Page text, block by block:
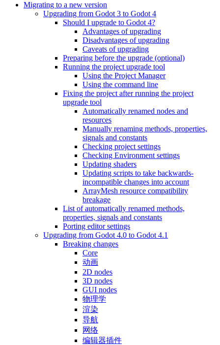
Migrating to a new version
Upgrading from Godot 3 to Godot 4
Should I upgrade to Godot 4?
Advantages of upgrading
Disadvantages of upgrading
Caveats of upgrading
Preparing before the upgrade (optional)
Running the project upgrade tool
Using the Project Manager
Using the command line
Fixing the project after running the project
upgrade tool
Automatically renamed nodes and
resources
Manually renaming methods, properties,
signals and constants
Checking project settings
Checking Environment settings
Updating shaders
Updating scripts to take backwards-
incompatible changes into account
ArrayMesh resource compatibility
breakage
List of automatically renamed methods,
properties, signals and constants
Porting editor settings
Upgrading from Godot 4.0 to Godot 4.1
Breaking changes
Core
动画
2D nodes
3D nodes
GUI nodes
物理学
渲染
导航
网络
编辑器插件